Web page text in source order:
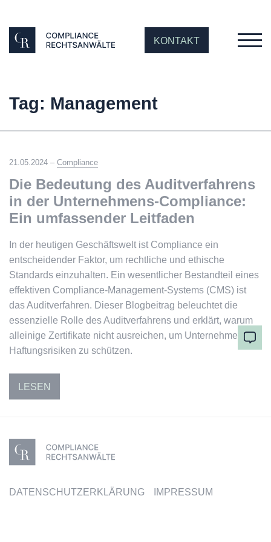
KONTAKT
Tag: Management
21.05.2024 – Compliance
Die Bedeutung des Auditverfahrens
in der Unternehmens-Compliance:
Ein umfassender Leitfaden
In der heutigen Geschäftswelt ist Compliance ein
entscheidender Faktor, um rechtliche und ethische
Standards einzuhalten. Ein wesentlicher Bestandteil eines
effektiven Compliance-Management-Systems (CMS) ist
das Auditverfahren. Dieser Blogbeitrag beleuchtet die
essenzielle Rolle des Auditverfahrens und erklärt, warum
alleinige Zertifikate nicht ausreichen, um Unternehmen vor
Haftungsrisiken zu schützen.
LESEN
DATENSCHUTZERKLÄRUNG IMPRESSUM